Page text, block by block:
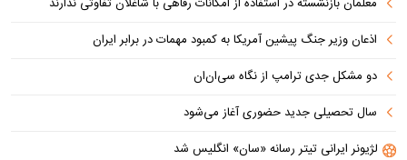
اذعان وزیر جنگ پیشین آمریکا به کمبود مهمات در برابر ایران
دو مشکل جدی ترامپ از نگاه سی‌ان‌ان
سال تحصیلی جدید حضوری آغاز می‌شود
لژیونر ایرانی تیتر رسانه «سان» انگلیس شد